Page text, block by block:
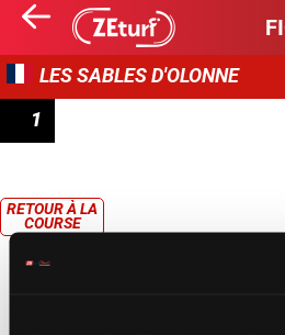
LES SABLES D'OLONNE
1
RETOUR À LA
COURSE